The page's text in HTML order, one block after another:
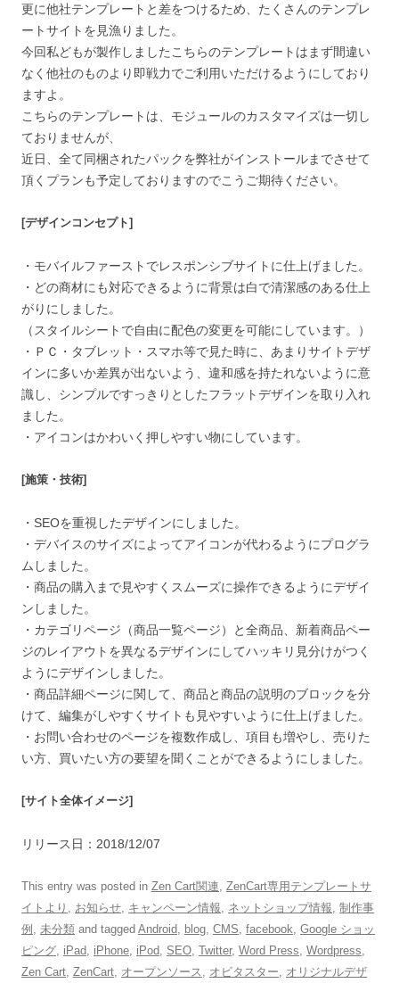
更に他社テンプレートと差をつけるため、たくさんのテンプレ
ートサイトを見漁りました。
今回私どもが製作しましたこちらのテンプレートはまず間違い
なく他社のものより即戦力でご利用いただけるようにしており
ますよ。
こちらのテンプレートは、モジュールのカスタマイズは一切し
ておりませんが、
近日、全て同梱されたパックを弊社がインストールまでさせて
頂くプランも予定しておりますのでこうご期待ください。
[デザインコンセプト]
・モバイルファーストでレスポンシブサイトに仕上げました。
・どの商材にも対応できるように背景は白で清潔感のある仕上
がりにしました。
（スタイルシートで自由に配色の変更を可能にしています。）
・ＰＣ・タブレット・スマホ等で見た時に、あまりサイトデザ
インに多いか差異が出ないよう、違和感を持たれないように意
識し、シンプルですっきりとしたフラットデザインを取り入れ
ました。
・アイコンはかわいく押しやすい物にしています。
[施策・技術]
・SEOを重視したデザインにしました。
・デバイスのサイズによってアイコンが代わるようにプログラ
ムしました。
・商品の購入まで見やすくスムーズに操作できるようにデザイ
ンしました。
・カテゴリページ（商品一覧ページ）と全商品、新着商品ペー
ジのレイアウトを異なるデザインにしてハッキリ見分けがつく
ようにデザインしました。
・商品詳細ページに関して、商品と商品の説明のブロックを分
けて、編集がしやすくサイトも見やすいように仕上げました。
・お問い合わせのページを複数作成し、項目も増やし、売りた
い方、買いたい方の要望を聞くことができるようにしました。
[サイト全体イメージ]
リリース日：2018/12/07
This entry was posted in Zen Cart関連 ZenCart専用テンプレートサ
イトより
お知らせ キャンペーン情報 ネットショップ情報 制作事
例
未分類 and tagged Android blog CMS facebook Google ショッ
ピング iPad iPhone iPod SEO Twitter, Word Press Wordpress
Zen Cart ZenCart オープンソース オビタスター オリジナルデザ